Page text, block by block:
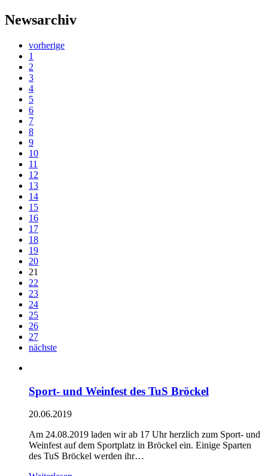
Newsarchiv
vorherige
1
2
3
4
5
6
7
8
9
10
11
12
13
14
15
16
17
18
19
20
21
22
23
24
25
26
27
nächste
Sport- und Weinfest des TuS Bröckel
20.06.2019
Am 24.08.2019 laden wir ab 17 Uhr herzlich zum Sport- und
Weinfest auf dem Sportplatz in Bröckel ein. Einige Sparten
des TuS Bröckel werden ihr…